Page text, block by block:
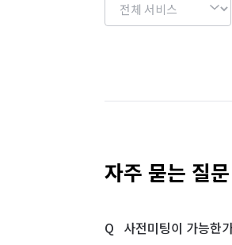
자주 묻는 질문
사전미팅이 가능한